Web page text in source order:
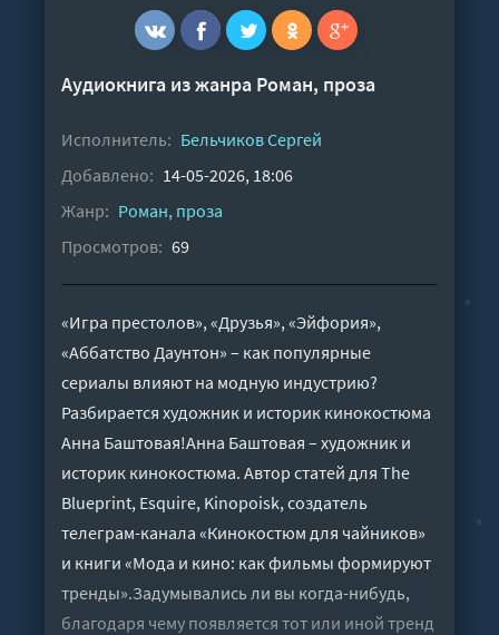
Аудиокнига из жанра Роман, проза
Исполнитель: Бельчиков Сергей
Добавлено: 14-05-2026, 18:06
Жанр: Роман, проза
Просмотров: 69
«Игра престолов», «Друзья», «Эйфория»,
«Аббатство Даунтон» – как популярные
сериалы влияют на модную индустрию?
Разбирается художник и историк кинокостюма
Анна Баштовая!Анна Баштовая – художник и
историк кинокостюма. Автор статей для The
Blueprint, Esquire, Kinopoisk, создатель
телеграм-канала «Кинокостюм для чайников»
и книги «Мода и кино: как фильмы формируют
тренды».Задумывались ли вы когда-нибудь,
благодаря чему появляется тот или иной тренд